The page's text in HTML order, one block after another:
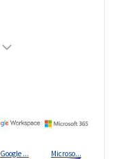
Google ... Microso...